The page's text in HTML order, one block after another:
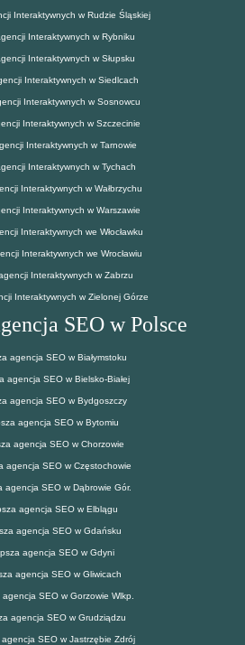
Interaktywnych w Rudzie Śląskiej
Interaktywnych w Rybniku
Interaktywnych w Słupsku
Interaktywnych w Siedlcach
Interaktywnych w Sosnowcu
Interaktywnych w Szczecinie
Interaktywnych w Tarnowie
Interaktywnych w Tychach
Interaktywnych w Wałbrzychu
Interaktywnych w Warszawie
Interaktywnych we Włocławku
Interaktywnych we Wrocławiu
Interaktywnych w Zabrzu
Interaktywnych w Zielonej Górze
SEO w Polsce
agencja SEO w Białymstoku
agencja SEO w Bielsko-Białej
agencja SEO w Bydgoszczy
agencja SEO w Bytomiu
agencja SEO w Chorzowie
agencja SEO w Częstochowie
agencja SEO w Dąbrowie Gór.
agencja SEO w Elblągu
agencja SEO w Gdańsku
agencja SEO w Gdyni
agencja SEO w Gliwicach
SEO w Gorzowie Wlkp.
agencja SEO w Grudziądzu
SEO w Jastrzębie Zdrój